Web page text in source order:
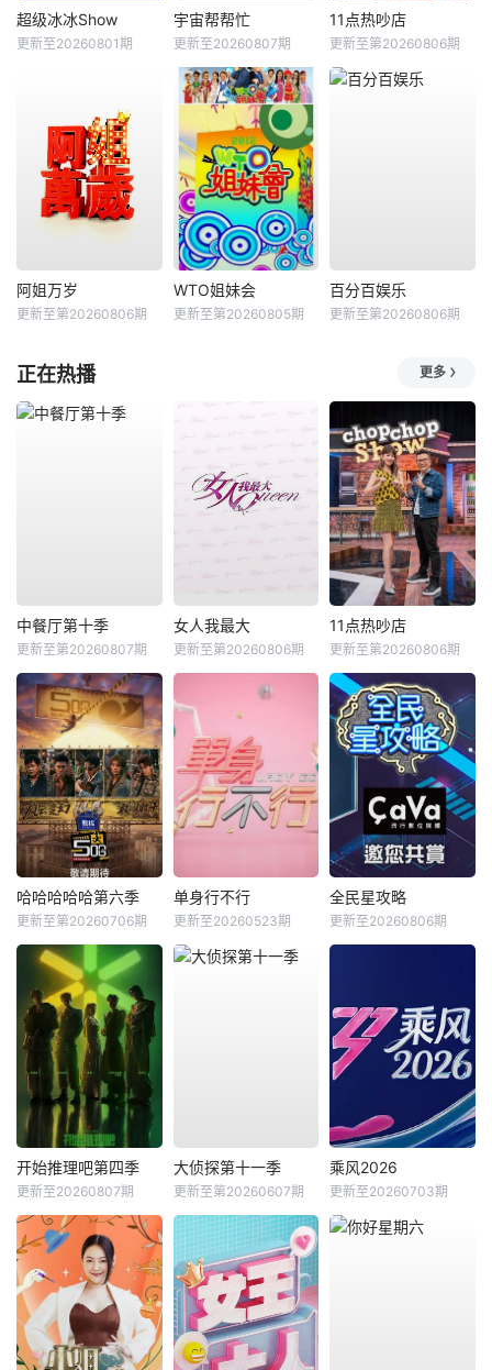
超级冰冰Show
更新至20260801期
宇宙帮帮忙
更新至20260807期
11点热吵店
更新至第20260806期
阿姐万岁
更新至第20260806期
WTO姐妹会
更新至第20260805期
百分百娱乐
更新至第20260806期
正在热播 更多
中餐厅第十季
更新至第20260807期
女人我最大
更新至第20260806期
11点热吵店
更新至第20260806期
哈哈哈哈哈第六季
更新至第20260706期
单身行不行
更新至20260523期
全民星攻略
更新至20260806期
开始推理吧第四季
更新至20260807期
大侦探第十一季
更新至第20260607期
乘风2026
更新至20260703期